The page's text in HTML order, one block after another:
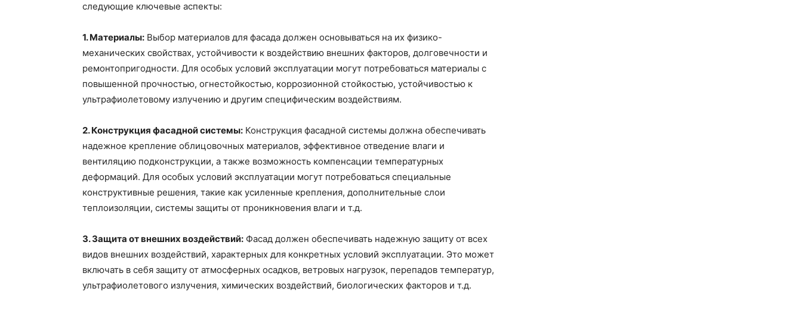
следующие ключевые аспекты:
1. Материалы: Выбор материалов для фасада должен основываться на их физико-
механических свойствах, устойчивости к воздействию внешних факторов, долговечности и
ремонтопригодности. Для особых условий эксплуатации могут потребоваться материалы с
повышенной прочностью, огнестойкостью, коррозионной стойкостью, устойчивостью к
ультрафиолетовому излучению и другим специфическим воздействиям.
2. Конструкция фасадной системы: Конструкция фасадной системы должна обеспечивать
надежное крепление облицовочных материалов, эффективное отведение влаги и
вентиляцию подконструкции, а также возможность компенсации температурных
деформаций. Для особых условий эксплуатации могут потребоваться специальные
конструктивные решения, такие как усиленные крепления, дополнительные слои
теплоизоляции, системы защиты от проникновения влаги и т.д.
3. Защита от внешних воздействий: Фасад должен обеспечивать надежную защиту от всех
видов внешних воздействий, характерных для конкретных условий эксплуатации. Это может
включать в себя защиту от атмосферных осадков, ветровых нагрузок, перепадов температур,
ультрафиолетового излучения, химических воздействий, биологических факторов и т.д.